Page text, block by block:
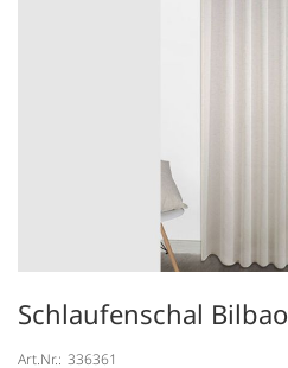
Schlaufenschal Bilbao
Art.Nr.: 336361